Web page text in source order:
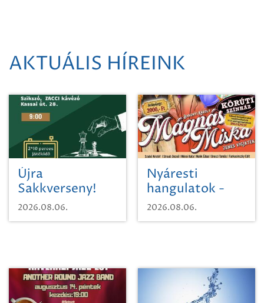
AKTUÁLIS HÍREINK
Újra
Sakkverseny!
2026.08.06.
Nyáresti
hangulatok -
Mágnás Miska
2026.08.06.